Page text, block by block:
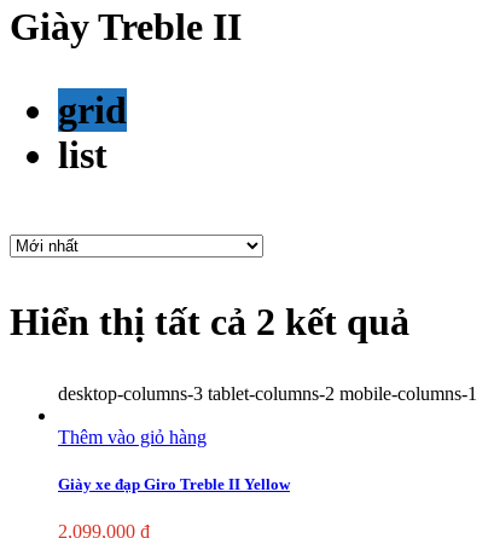
Giày Treble II
grid
list
Hiển thị tất cả 2 kết quả
desktop-columns-3 tablet-columns-2 mobile-columns-1
Thêm vào giỏ hàng
Giày xe đạp Giro Treble II Yellow
2,099,000 ₫